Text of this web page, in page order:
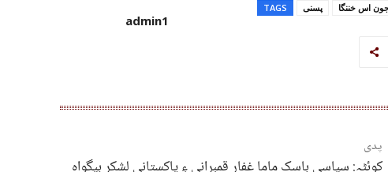
admin1
TAGS پسنی اس خننگا
پدی
کوئٹہ: سیاسی باسک ماما غفار قمبرانی ءِ پاکستانی لشکر بیگواہ